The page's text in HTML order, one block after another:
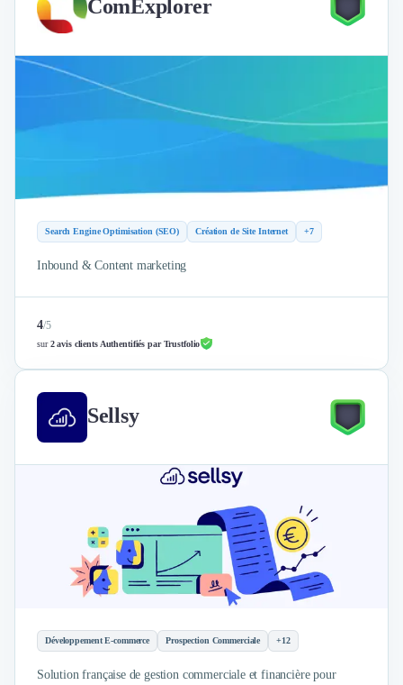
ComExplorer
Search Engine Optimisation (SEO) Création de Site Internet +7
Inbound & Content marketing
4/5
sur2 avis clients Authentifiés par Trustfolio
Sellsy
Développement E-commerce Prospection Commerciale +12
Solution française de gestion commerciale et financière pour